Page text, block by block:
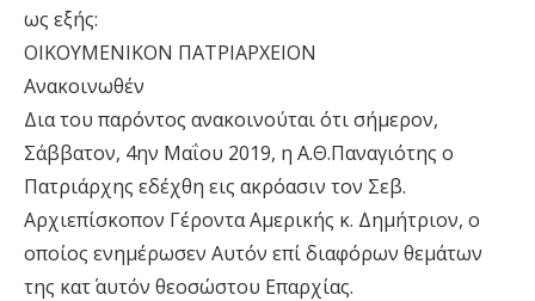
ως εξής:
ΟΙΚΟΥΜΕΝΙΚΟΝ ΠΑΤΡΙΑΡΧΕΙΟΝ
Ανακοινωθέν
Δια του παρόντος ανακοινούται ότι σήμερον,
Σάββατον, 4ην Μαΐου 2019, η Α.Θ.Παναγιότης ο
Πατριάρχης εδέχθη εις ακρόασιν τον Σεβ.
Αρχιεπίσκοπον Γέροντα Αμερικής κ. Δημήτριον, ο
οποίος ενημέρωσεν Αυτόν επί διαφόρων θεμάτων
της κατ΄ αυτόν θεοσώστου Επαρχίας.